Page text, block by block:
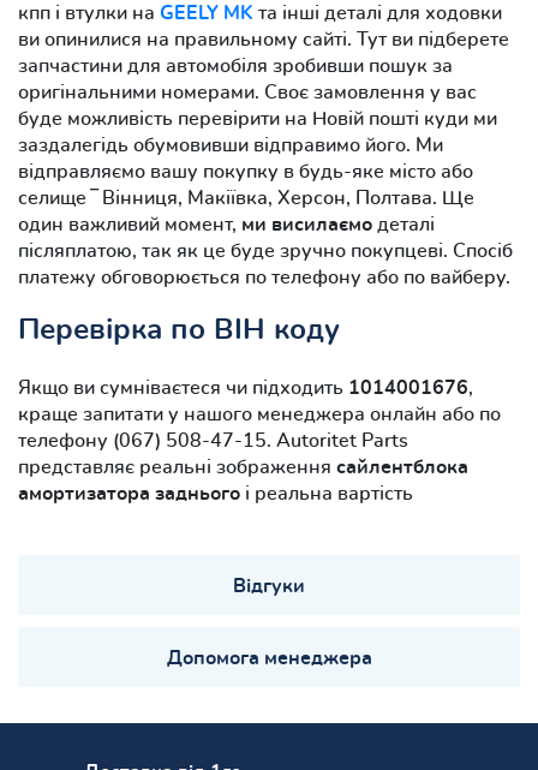
кпп і втулки на GEELY MK та інші деталі для ходовки
ви опинилися на правильному сайті. Тут ви підберете
запчастини для автомобіля зробивши пошук за
оригінальними номерами. Своє замовлення у вас
буде можливість перевірити на Новій пошті куди ми
заздалегідь обумовивши відправимо його. Ми
відправляємо вашу покупку в будь-яке місто або
селище ‾ Вінниця, Макіївка, Херсон, Полтава. Ще
один важливий момент, ми висилаємо деталі
післяплатою, так як це буде зручно покупцеві. Спосіб
платежу обговорюється по телефону або по вайберу.
Перевірка по ВІН коду
Якщо ви сумніваєтеся чи підходить 1014001676,
краще запитати у нашого менеджера онлайн або по
телефону (067) 508-47-15. Autoritet Parts
представляє реальні зображення сайлентблока
амортизатора заднього і реальна вартість
Відгуки
Допомога менеджера